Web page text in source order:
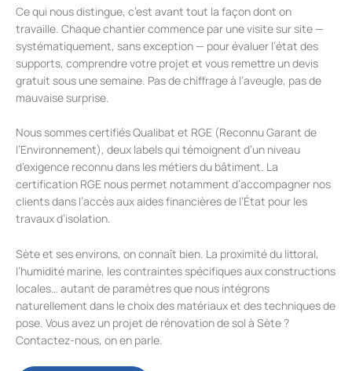
Ce qui nous distingue, c’est avant tout la façon dont on
travaille. Chaque chantier commence par une visite sur site —
systématiquement, sans exception — pour évaluer l’état des
supports, comprendre votre projet et vous remettre un devis
gratuit sous une semaine. Pas de chiffrage à l’aveugle, pas de
mauvaise surprise.
Nous sommes certifiés Qualibat et RGE (Reconnu Garant de
l’Environnement), deux labels qui témoignent d’un niveau
d’exigence reconnu dans les métiers du bâtiment. La
certification RGE nous permet notamment d’accompagner nos
clients dans l’accès aux aides financières de l’État pour les
travaux d’isolation.
Sète et ses environs, on connaît bien. La proximité du littoral,
l’humidité marine, les contraintes spécifiques aux constructions
locales… autant de paramètres que nous intégrons
naturellement dans le choix des matériaux et des techniques de
pose. Vous avez un projet de rénovation de sol à Sète ?
Contactez-nous, on en parle.